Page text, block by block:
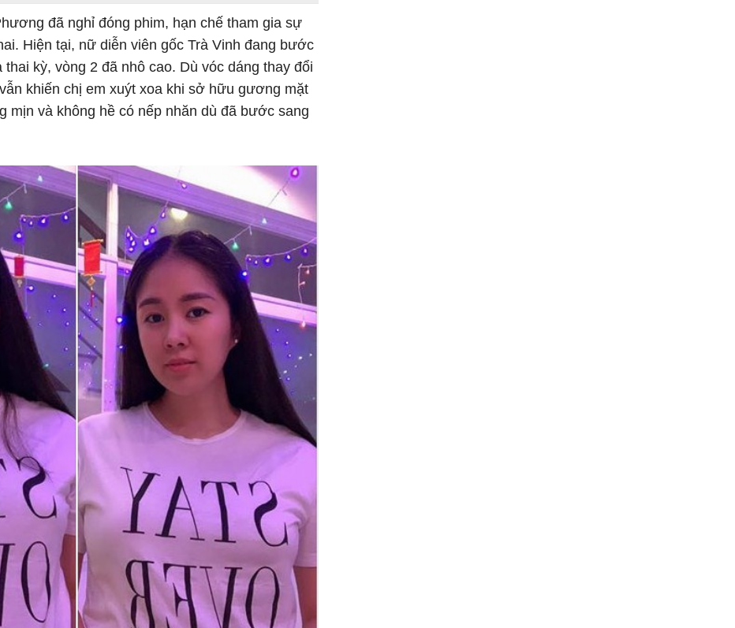
đã nghỉ đóng phim, hạn chế tham gia sự
Hiện tại, nữ diễn viên gốc Trà Vinh đang bước
kỳ, vòng 2 đã nhô cao. Dù vóc dáng thay đổi
khiến chị em xuýt xoa khi sở hữu gương mặt
mịn và không hề có nếp nhăn dù đã bước sang